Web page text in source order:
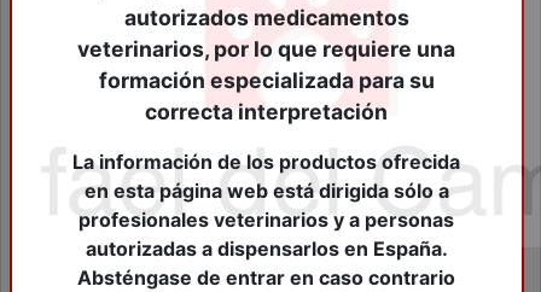
Cercados Eléctricos
Cierre Heridas
Consumibles Veterinarios
Cosméticos Peq.Animales
Farmacológicos Diversos
Fungicidas
Higuiene Bucal
Homeopáticos
autorizados medicamentos
veterinarios, por lo que requiere una
formación especializada para su
correcta interpretación
La información de los productos ofrecida
en esta página web está dirigida sólo a
profesionales veterinarios y a personas
autorizadas a dispensarlos en España.
Absténgase de entrar en caso contrario